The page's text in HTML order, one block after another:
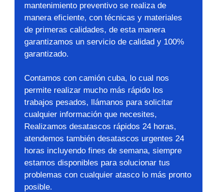
mantenimiento preventivo se realiza de
manera eficiente, con técnicas y materiales
de primeras calidades, de esta manera
garantizamos un servicio de calidad y 100%
garantizado.
Contamos con camión cuba, lo cual nos
permite realizar mucho más rápido los
trabajos pesados, llámanos para solicitar
cualquier información que necesites,
Realizamos desatascos rápidos 24 horas,
atendemos también desatascos urgentes 24
horas incluyendo fines de semana, siempre
estamos disponibles para solucionar tus
problemas con cualquier atasco lo más pronto
posible.